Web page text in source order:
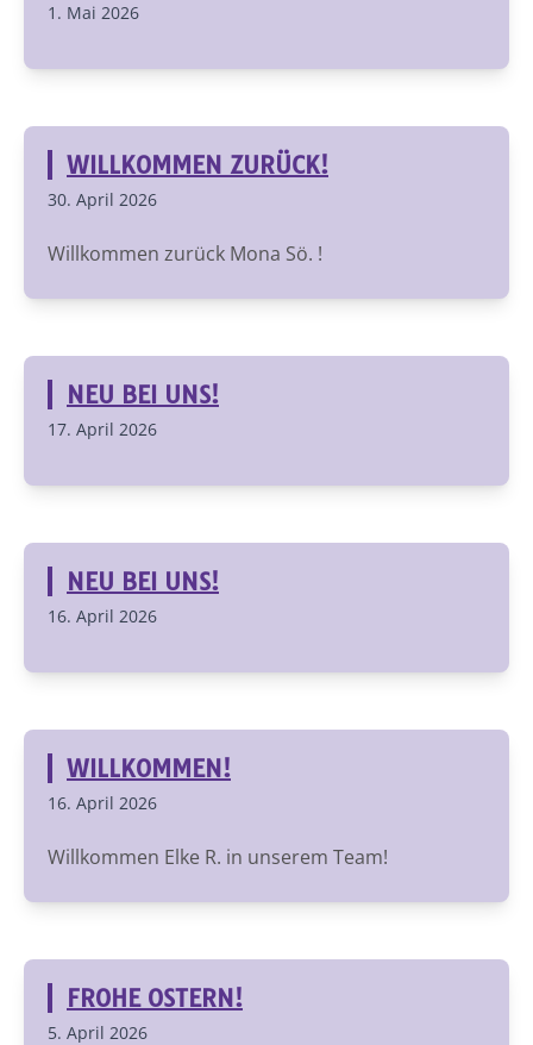
1. Mai 2026
WILLKOMMEN ZURÜCK!
30. April 2026
Willkommen zurück Mona Sö. !
NEU BEI UNS!
17. April 2026
NEU BEI UNS!
16. April 2026
WILLKOMMEN!
16. April 2026
Willkommen Elke R. in unserem Team!
FROHE OSTERN!
5. April 2026